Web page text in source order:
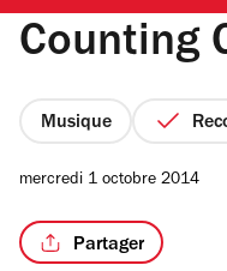
Counting
Musique
mercredi 1 octobre 2014
Partager